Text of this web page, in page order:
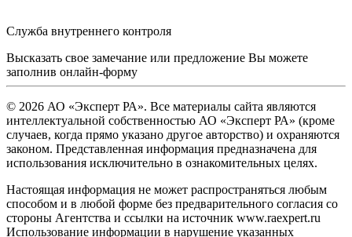
Служба внутреннего контроля
Высказать свое замечание или предложение Вы можете
заполнив онлайн-форму
© 2026 АО «Эксперт РА». Все материалы сайта являются
интеллектуальной собственностью АО «Эксперт РА» (кроме
случаев, когда прямо указано другое авторство) и охраняются
законом. Представленная информация предназначена для
использования исключительно в ознакомительных целях.
Настоящая информация не может распространяться любым
способом и в любой форме без предварительного согласия со
стороны Агентства и ссылки на источник www.raexpert.ru
Использование информации в нарушение указанных